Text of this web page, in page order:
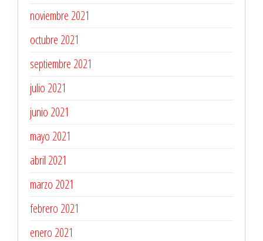
noviembre 2021
octubre 2021
septiembre 2021
julio 2021
junio 2021
mayo 2021
abril 2021
marzo 2021
febrero 2021
enero 2021